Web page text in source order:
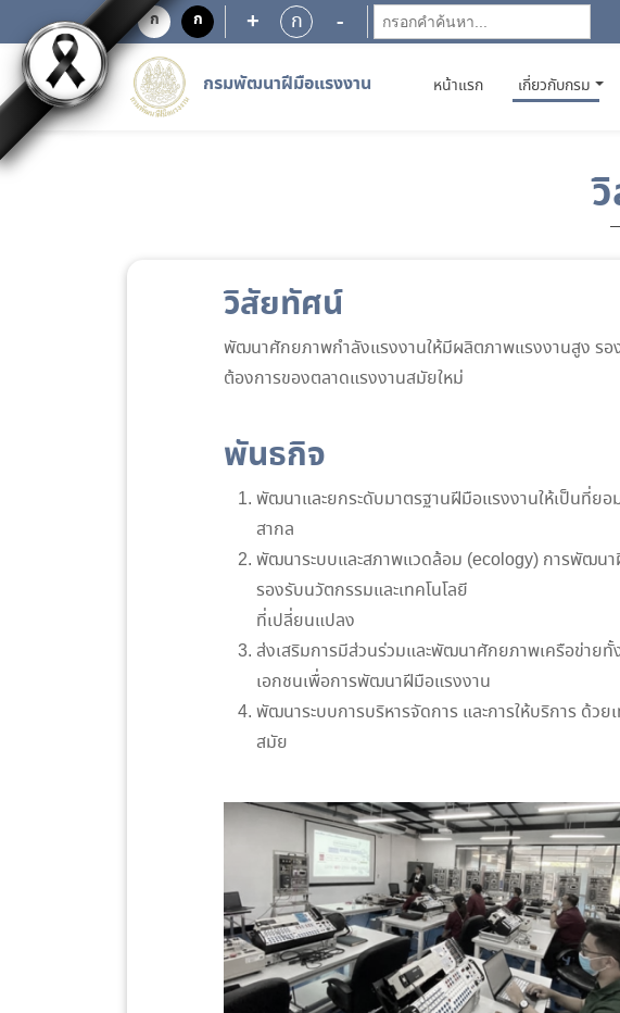
ก ก + ก -
กรมพัฒนาฝีมือแรงงาน หน้าแรก(CURRENT)
เกี่ยวกับกรม
วิสัยทัศน์
พัฒนาศักยภาพกำลังแรงงานให้มีผลิตภาพแรงงานสูง รอ
ต้องการของตลาดแรงงานสมัยใหม่
พันธกิจ
พัฒนาและยกระดับมาตรฐานฝีมือแรงงานให้เป็นที่ยอ
สากล
พัฒนาระบบและสภาพแวดล้อม (ecology) การพัฒน
รองรับนวัตกรรมและเทคโนโลยี
ที่เปลี่ยนแปลง
ส่งเสริมการมีส่วนร่วมและพัฒนาศักยภาพเครือข่ายทั้
เอกชนเพื่อการพัฒนาฝีมือแรงงาน
พัฒนาระบบการบริหารจัดการ และการให้บริการ ด้วย
สมัย